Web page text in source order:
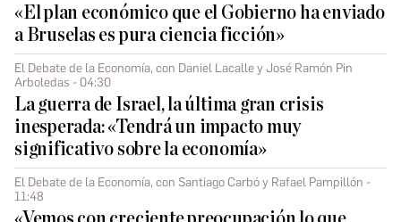
«El plan económico que el Gobierno ha enviado
a Bruselas es pura ciencia ficción»
El Debate de la Economía, con Daniel Lacalle y José Ramón Pin
Arboledas - 04:30
La guerra de Israel, la última gran crisis
inesperada: «Tendrá un impacto muy
significativo sobre la economía»
El Debate de la Economía, con Santiago Carbó y Rafael Pampillón -
11:48